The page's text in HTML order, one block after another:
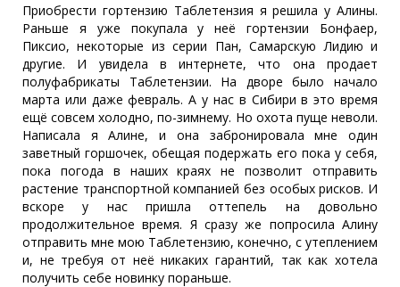
Приобрести гортензию Таблетензия я решила у Алины.
Раньше я уже покупала у неё гортензии Бонфаер,
Пиксио, некоторые из серии Пан, Самарскую Лидию и
другие. И увидела в интернете, что она продает
полуфабрикаты Таблетензии. На дворе было начало
марта или даже февраль. А у нас в Сибири в это время
ещё совсем холодно, по-зимнему. Но охота пуще неволи.
Написала я Алине, и она забронировала мне один
заветный горшочек, обещая подержать его пока у себя,
пока погода в наших краях не позволит отправить
растение транспортной компанией без особых рисков. И
вскоре у нас пришла оттепель на довольно
продолжительное время. Я сразу же попросила Алину
отправить мне мою Таблетензию, конечно, с утеплением
и, не требуя от неё никаких гарантий, так как хотела
получить себе новинку пораньше.